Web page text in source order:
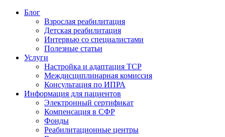
Блог
Взрослая реабилитация
Детская реабилитация
Интервью со специалистами
Полезные статьи
Услуги
Настройка и адаптация ТСР
Междисциплинарная комиссия
Консультация по ИПРА
Информация для пациентов
Электронный сертификат
Компенсация в СФР
Фонды
Реабилитационные центры